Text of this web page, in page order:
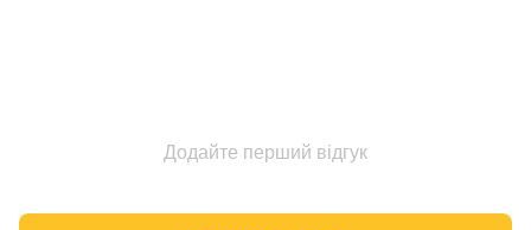
Додайте перший відгук